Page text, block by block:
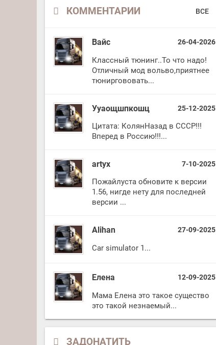
КОММЕНТАРИИ ВСЕ
Вайс 26-04-2026
Классный тюнинг..То что надо!
Отличный мод вольво,приятнее
тюниргововать...
Ууаощшпкошц 25-12-2025
Цитата: КолянНазад в СССР!!!
Вперед в Россию!!!...
artyx 7-10-2025
Пожайлуста обновите к версии
1.56, нигде нету для последней
версии ...
Alihan 27-09-2025
Car simulator 1...
Елена 12-09-2025
Мама Елена это такое существо
это такой незнаемый...
ЗАДОНАТИТЬ